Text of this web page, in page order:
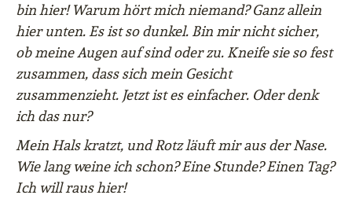
bin hier! Warum hört mich niemand? Ganz allein
hier unten. Es ist so dunkel. Bin mir nicht sicher,
ob meine Augen auf sind oder zu. Kneife sie so fest
zusammen, dass sich mein Gesicht
zusammenzieht. Jetzt ist es einfacher. Oder denk
ich das nur?
Mein Hals kratzt, und Rotz läuft mir aus der Nase.
Wie lang weine ich schon? Eine Stunde? Einen Tag?
Ich will raus hier!